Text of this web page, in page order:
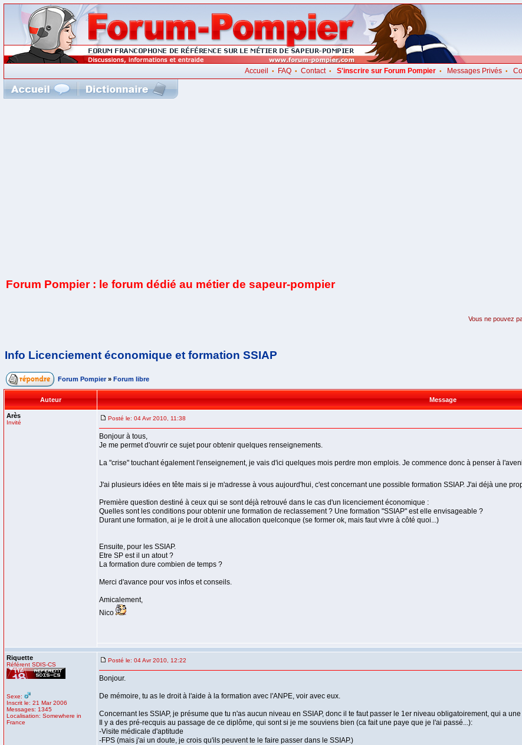
Accueil • FAQ• Contact• S'inscrire sur Forum Pompier• Messages Privés•
Forum Pompier : le forum dédié au métier de sapeur-pompier
Vous ne pouvez
Info Licenciement économique et formation SSIAP
Forum Pompier » Forum libre
Auteur Message
Arès
Invité
Posté le: 04 Avr 2010, 11:38
Bonjour à tous,
Je me permet d'ouvrir ce sujet pour obtenir quelques renseignements.
La "crise" touchant également l'enseignement, je vais d'ici quelques mois perdre mon emplois. Je commence donc à penser à
J'ai plusieurs idées en tête mais si je m'adresse à vous aujourd'hui, c'est concernant une possible formation SSIAP. J'ai déjà une
Première question destiné à ceux qui se sont déjà retrouvé dans le cas d'un licenciement économique :
Quelles sont les conditions pour obtenir une formation de reclassement ? Une formation "SSIAP" est elle envisageable ?
Durant une formation, ai je le droit à une allocation quelconque (se former ok, mais faut vivre à côté quoi...)
Ensuite, pour les SSIAP.
Etre SP est il un atout ?
La formation dure combien de temps ?
Merci d'avance pour vos infos et conseils.
Amicalement,
Nico
Riquette
Référent SDIS-CS
Sexe:
Inscrit le: 21 Mar 2006
Messages: 1345
Localisation: Somewhere in
France
Posté le: 04 Avr 2010, 12:22
Bonjour.
De mémoire, tu as le droit à l'aide à la formation avec l'ANPE, voir avec eux.
Concernant les SSIAP, je présume que tu n'as aucun niveau en SSIAP, donc il te faut passer le 1er niveau obligatoirement, qui a
Il y a des pré-recquis au passage de ce diplôme, qui sont si je me souviens bien (ca fait une paye que je l'ai passé...):
-Visite médicale d'aptitude
-FPS (mais j'ai un doute, je crois qu'ils peuvent te le faire passer dans le SSIAP.)